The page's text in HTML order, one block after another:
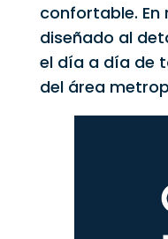
confortable. En
diseñado al
el día a día de
del área